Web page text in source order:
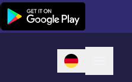
Leexi on Android